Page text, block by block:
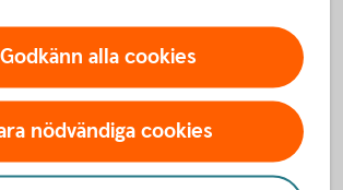
Godkänn alla cookies
nödvändiga cookies